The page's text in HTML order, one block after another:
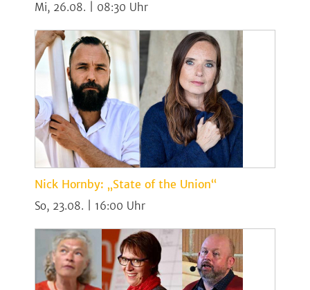
Mi, 26.08. | 08:30
Nick Hornby: „State of the Union“
So, 23.08. | 16:00